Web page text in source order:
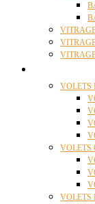
VOLETS
VOLETS
VOLETS